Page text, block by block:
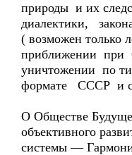
природы и их
диалектики,
( возможен только
приближении
уничтожении
формате СССР и
О Обществе
объективного
системы —